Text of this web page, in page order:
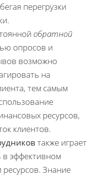
перегрузки
обратной
опросов и
возможно
на
тем самым
ресурсов,
клиентов.
также играет
эффективном
Знание